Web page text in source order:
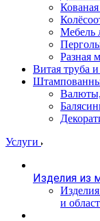
Мебель
Разная
Витая труба
Услуги
Изделия из
и